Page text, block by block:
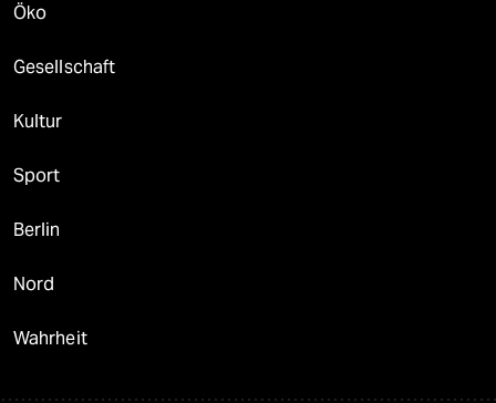
Öko
Gesellschaft
Kultur
Sport
Berlin
Nord
Wahrheit